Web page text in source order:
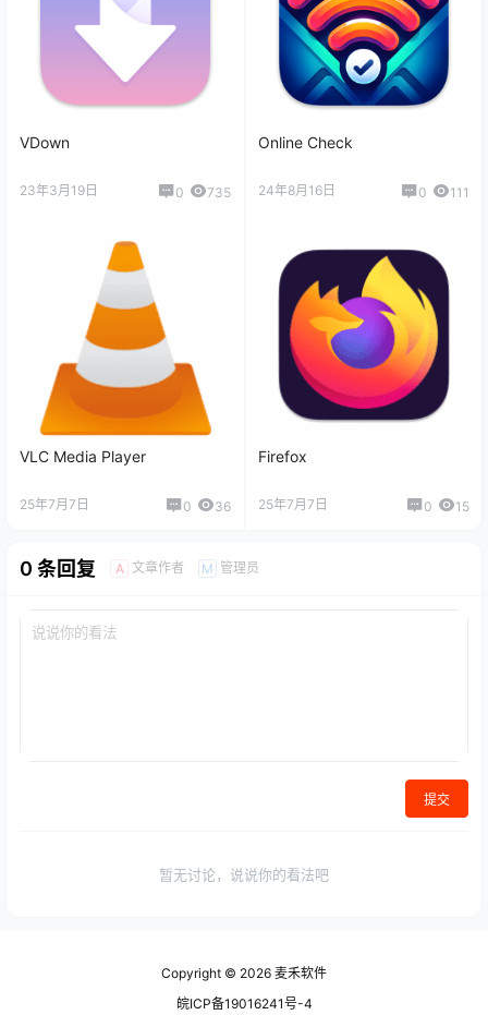
VDown
23年3月19日 0 735
Online Check
24年8月16日 0 111
VLC Media Player
25年7月7日 0 36
Firefox
25年7月7日 0 15
0 条回复 A 文章作者 M 管理员
提交
暂无讨论，说说你的看法吧
Copyright © 2026 麦禾软件
皖ICP备19016241号-4